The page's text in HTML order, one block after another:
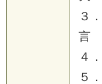
３ ．
言
４ ．
５
．